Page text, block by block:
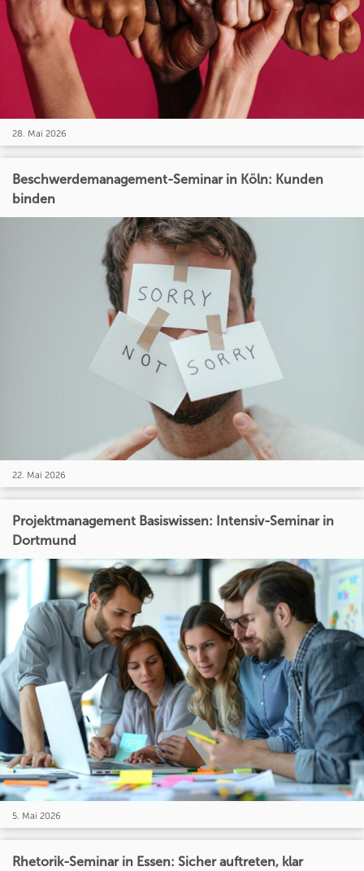
28. Mai 2026
Beschwerdemanagement-Seminar in Köln: Kunden
binden
22. Mai 2026
Projektmanagement Basiswissen: Intensiv-Seminar in
Dortmund
5. Mai 2026
Rhetorik-Seminar in Essen: Sicher auftreten, klar